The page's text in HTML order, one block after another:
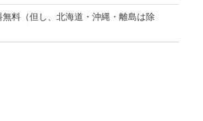
無料（但し、北海道・沖縄・離島は除